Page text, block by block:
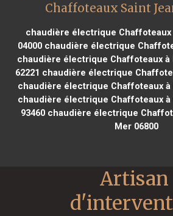
Chaffoteaux Saint
chaudière électrique Chaffoteaux
04000chaudière électrique
chaudière électrique Chaffoteaux à
62221 chaudière électrique
chaudière électrique Chaffoteaux à
chaudière électrique Chaffoteaux à
93460 chaudière électrique
Mer 06800
Artisan